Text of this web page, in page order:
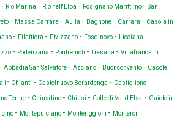
- Rio Marina - Rio nell'Elba - Rosignano Marittimo - San
- Massa Carrara - Aulla - Bagnone - Carrara - Casola in
- Filattiera - Fivizzano - Fosdinovo - Licciana
- Podenzana - Pontremoli -Tresana - Villafranca in
- Abbadia San Salvatore - Asciano - Buonconvento - Casole
in Chianti - Castelnuovo Berardenga - Castiglione
Terme - Chiusdino - Chiusi - Colle di Val d'Elsa - Gaiole in
- Montepulciano - Monteriggioni - Monteroni